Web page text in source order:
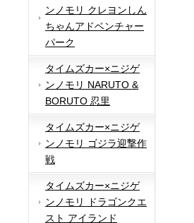
ンノモリ クレヨンしん
ちゃんアドベンチャー
パーク
タイムズカー×ニジゲ
ンノモリ NARUTO &
BORUTO 忍里
タイムズカー×ニジゲ
ンノモリ ゴジラ迎撃作
戦
タイムズカー×ニジゲ
ンノモリ ドラゴンクエ
スト アイランド